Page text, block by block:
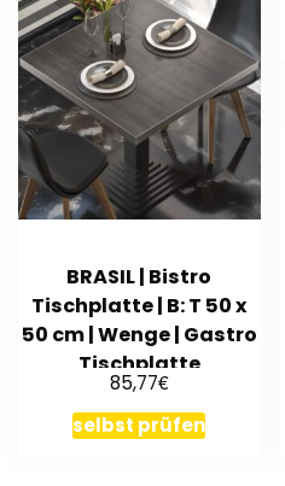
BRASIL | Bistro
Tischplatte | B: T 50 x
50 cm | Wenge | Gastro
Tischplatte
85,77€
selbst prüfen